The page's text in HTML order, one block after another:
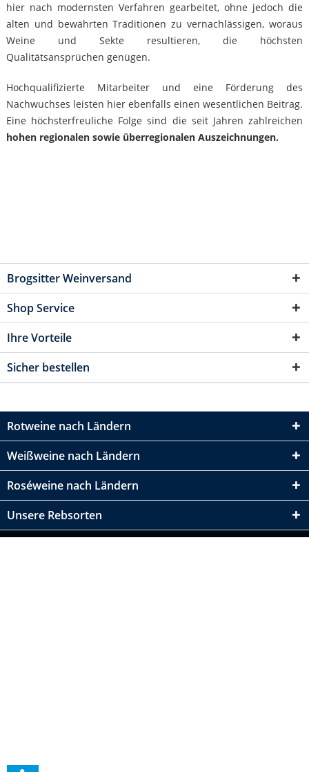
hier nach modernsten Verfahren gearbeitet, ohne jedoch die
alten und bewährten Traditionen zu vernachlässigen, woraus
Weine und Sekte resultieren, die höchsten
Qualitätsansprüchen genügen.
Hochqualifizierte Mitarbeiter und eine Förderung des
Nachwuchses leisten hier ebenfalls einen wesentlichen Beitrag.
Eine höchsterfreuliche Folge sind die seit Jahren zahlreichen
hohen regionalen sowie überregionalen Auszeichnungen.
Brogsitter Weinversand
Shop Service
Ihre Vorteile
Sicher bestellen
Rotweine nach Ländern
Weißweine nach Ländern
Roséweine nach Ländern
Unsere Rebsorten